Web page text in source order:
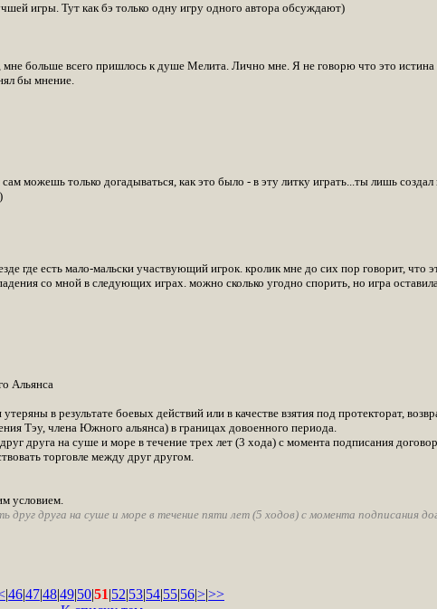
игры. Тут как бэ только одну игру одного автора обсуждают)
больше всего пришлось к душе Мелита. Лично мне. Я не говорю что это
бы мнение.
можешь только догадываться, как это было - в эту литку играть...ты лишь
где есть мало-мальски участвующий игрок. кролик мне до сих пор говорит, что
со мной в следующих играх. можно сколько угодно спорить, но игра
Альянса
в результате боевых действий или в качестве взятия под протекторат,
Тэу, члена Южного альянса) в границах довоенного периода.
друга на суше и море в течение трех лет (3 хода) с момента подписания
торговле между друг другом.
условием.
друга на суше и море в течение пяти лет (5 ходов) с момента подписания
|46|47|48|49|50|51|52|53|54|55|56|>|>>